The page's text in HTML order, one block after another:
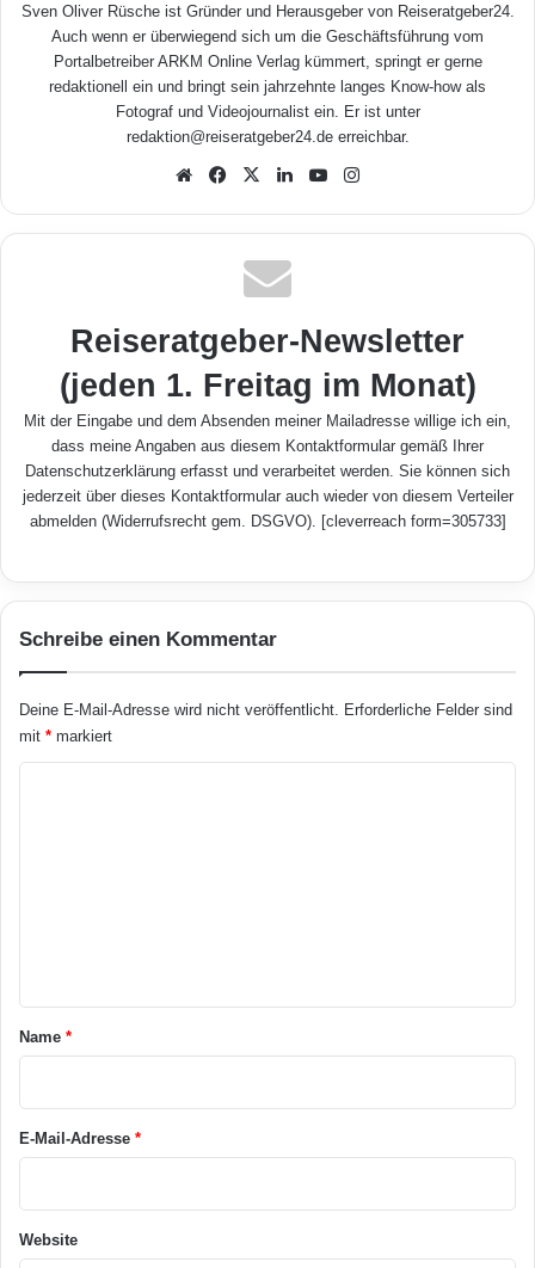
Sven Oliver Rüsche ist Gründer und Herausgeber von Reiseratgeber24.
Auch wenn er überwiegend sich um die Geschäftsführung vom
Portalbetreiber ARKM Online Verlag kümmert, springt er gerne
redaktionell ein und bringt sein jahrzehnte langes Know-how als
Fotograf und Videojournalist ein. Er ist unter
redaktion@reiseratgeber24.de erreichbar.
We
ite
Fa
ook
X
Lin
In
Yo
be am
Reiseratgeber-Newsletter
(jeden 1. Freitag im Monat)
Mit der Eingabe und dem Absenden meiner Mailadresse willige ich ein,
dass meine Angaben aus diesem Kontaktformular gemäß Ihrer
Datenschutzerklärung erfasst und verarbeitet werden. Sie können sich
jederzeit über dieses Kontaktformular auch wieder von diesem Verteiler
abmelden (Widerrufsrecht gem. DSGVO). [cleverreach form=305733]
Schreibe einen Kommentar
Deine E-Mail-Adresse wird nicht veröffentlicht. Erforderliche Felder sind
mit * markiert
a
r
Name *
E-Mail-Adresse *
Website